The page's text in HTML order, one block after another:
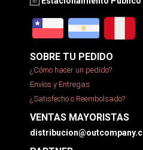
SOBRE TU PEDIDO
¿Cómo hacer un pedido?
Envíos y Entregas
¿Satisfecho o Reembolsado?
VENTAS MAYORISTAS
distribucion@outcompany.cl